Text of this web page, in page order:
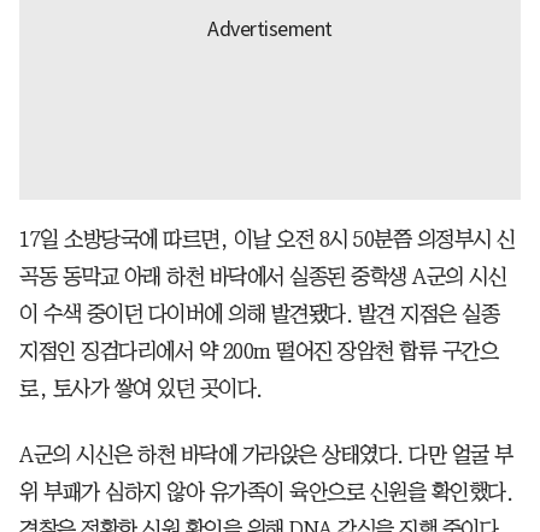
17일 소방당국에 따르면, 이날 오전 8시 50분쯤 의정부시 신
곡동 동막교 아래 하천 바닥에서 실종된 중학생 A군의 시신
이 수색 중이던 다이버에 의해 발견됐다. 발견 지점은 실종
지점인 징검다리에서 약 200m 떨어진 장암천 합류 구간으
로, 토사가 쌓여 있던 곳이다.
A군의 시신은 하천 바닥에 가라앉은 상태였다. 다만 얼굴 부
위 부패가 심하지 않아 유가족이 육안으로 신원을 확인했다.